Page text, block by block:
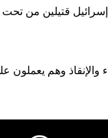
وهم يعملون